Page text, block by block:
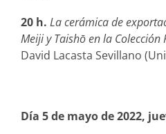
20 h. La cerámica de
Meiji y Taishō en la Colección
David Lacasta Sevillano
Día 5 de mayo de 2022,